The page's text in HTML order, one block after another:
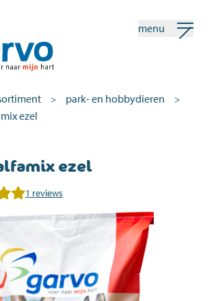
menu
> park- en hobbydieren >
ezel
ezel
1 reviews